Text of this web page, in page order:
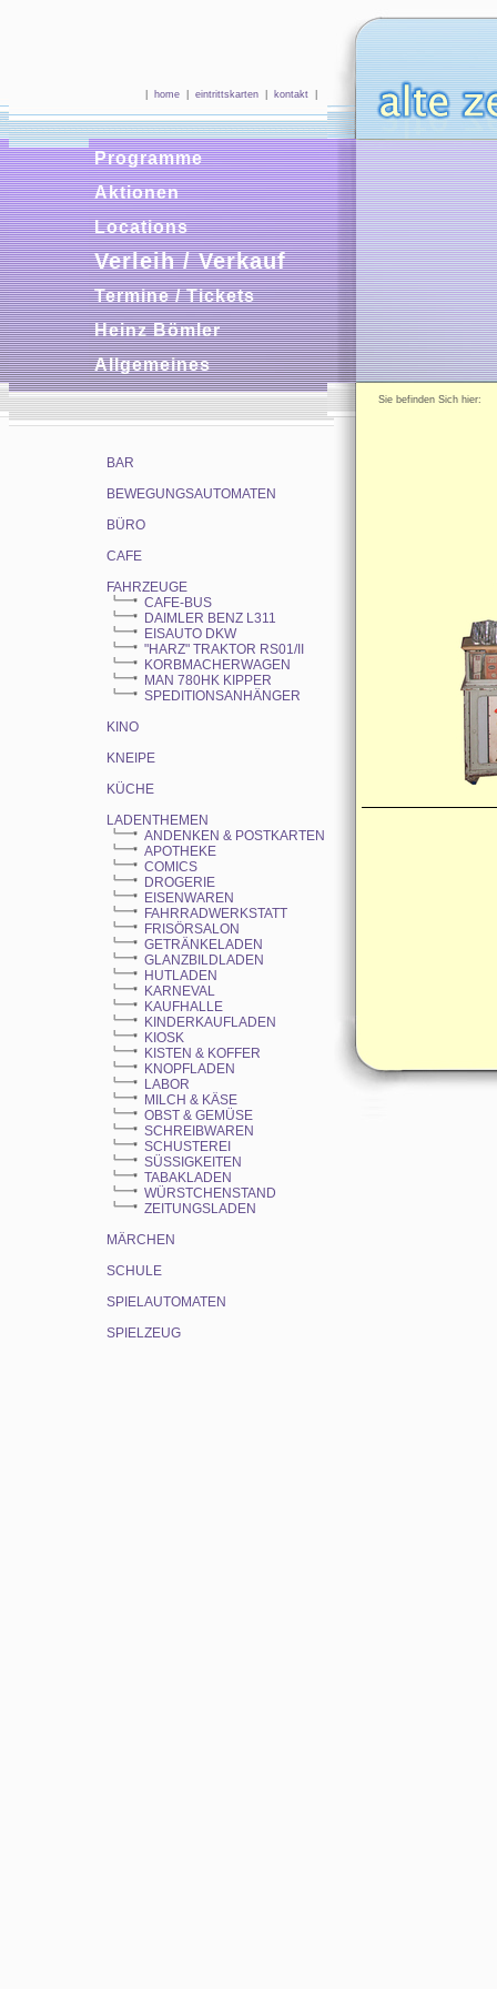
home eintrittskarten kontakt
Programme
Aktionen
Locations
Verleih / Verkauf
Termine / Tickets
Heinz Bömler
Allgemeines
BAR
BEWEGUNGSAUTOMATEN
BÜRO
CAFE
FAHRZEUGE
CAFE-BUS
DAIMLER BENZ L311
EISAUTO DKW
"HARZ" TRAKTOR RS01/II
KORBMACHERWAGEN
MAN 780HK KIPPER
SPEDITIONSANHÄNGER
KINO
KNEIPE
KÜCHE
LADENTHEMEN
ANDENKEN & POSTKARTEN
APOTHEKE
COMICS
DROGERIE
EISENWAREN
FAHRRADWERKSTATT
FRISÖRSALON
GETRÄNKELADEN
GLANZBILDLADEN
HUTLADEN
KARNEVAL
KAUFHALLE
KINDERKAUFLADEN
KIOSK
KISTEN & KOFFER
KNOPFLADEN
LABOR
MILCH & KÄSE
OBST & GEMÜSE
SCHREIBWAREN
SCHUSTEREI
SÜSSIGKEITEN
TABAKLADEN
WÜRSTCHENSTAND
ZEITUNGSLADEN
MÄRCHEN
SCHULE
SPIELAUTOMATEN
SPIELZEUG
Sie befinden Sich